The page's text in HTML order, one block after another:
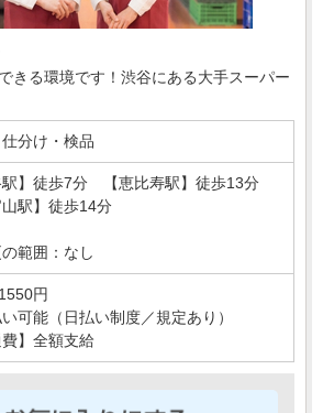
きる環境です！渋谷にある大手スーパー
野菜や果物などの農産物を扱う部署＊
ルーツのカット、品出しなどの簡単
分け・検品
駅】徒歩7分 【恵比寿駅】徒歩13分
山駅】徒歩14分
範囲：なし
円
可能（日払い制度／規定あり）
費】全額支給